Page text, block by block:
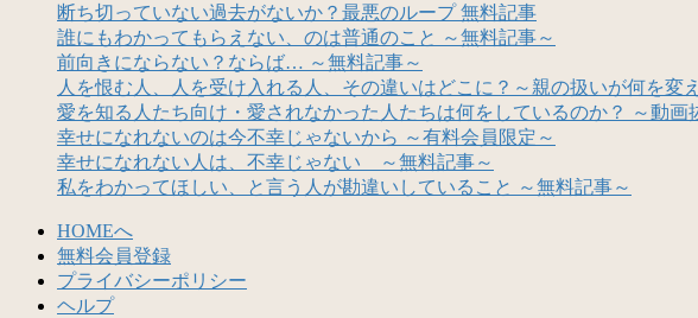
断ち切っていない過去がないか？最悪のループ 無料記事
誰にもわかってもらえない、のは普通のこと ～無料記事～
前向きにならない？ならば… ～無料記事～
人を恨む人、人を受け入れる人、その違いはどこに？～親の扱いが何を変
愛を知る人たち向け・愛されなかった人たちは何をしているのか？ ～動画
幸せになれないのは今不幸じゃないから ～有料会員限定～
幸せになれない人は、不幸じゃない ～無料記事～
私をわかってほしい、と言う人が勘違いしていること ～無料記事～
HOMEへ
無料会員登録
プライバシーポリシー
ヘルプ